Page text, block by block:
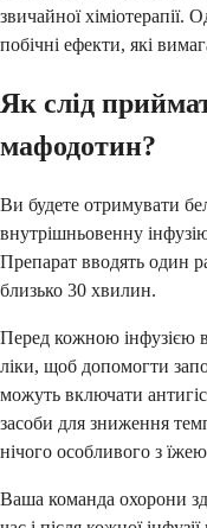
звичайної хіміотерапії.
побічні ефекти, які
Як слід
мафодотин?
Ви будете отримувати
внутрішньовенну
Препарат вводять один
близько 30 хвилин.
Перед кожною інфузією
ліки, щоб допомогти
можуть включати
засоби для зниження
нічого особливого з
Ваша команда охорони